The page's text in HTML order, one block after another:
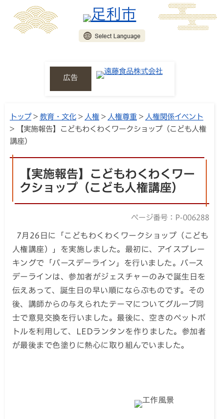
広告
トップ> 教育・文化 > 人権 > 人権尊重 > 人権関係イベント
> 【実施報告】こどもわくわくワークショップ（こども人権
講座）
【実施報告】こどもわくわくワー
クショップ（こども人権講座）
ページ番号：P-006288
7月26日に「こどもわくわくワークショップ（こども
人権講座）」を実施しました。最初に、アイスブレー
キングで「バースデーライン」を行いました。バース
デーラインは、参加者がジェスチャーのみで誕生日を
伝えあって、誕生日の早い順にならぶものです。その
後、講師からの与えられたテーマについてグループ同
士で意見交換を行いました。最後に、空きのペットボ
トルを利用して、LEDランタンを作りました。参加者
が最後まで色塗りに熱心に取り組んでいました。